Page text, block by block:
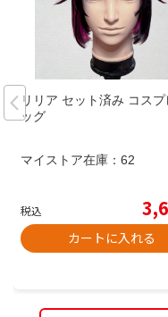
リリア セット済み コスプ
ッグ
マイストア在庫： 62
税込
カートに入れる